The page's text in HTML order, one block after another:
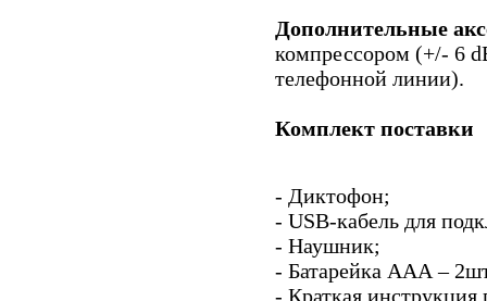
Дополнительные
компрессором (+/- 6
телефонной линии).
Комплект поставки
- Диктофон;
- USB-кабель для
- Наушник;
- Батарейка ААА –
- Краткая инструкция